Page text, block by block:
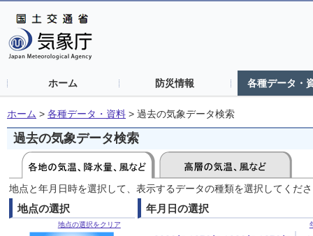
ホーム 防災情報 各種データ・
ホーム > 各種データ・資料 > 過去の気象データ検索
過去の気象データ検索
地点と年月日時を選択して、表示するデータの種類を選択してくだ
地点の選択
地点の選択をクリア
年月日の選択